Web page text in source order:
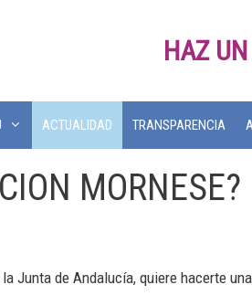
HAZ
ACTUALIDAD TRANSPARENCIA
MORNESE?
Junta de Andalucía, quiere hacerte